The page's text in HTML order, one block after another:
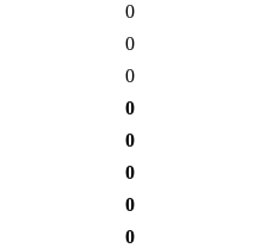
0
0
0
0
0
0
0
0